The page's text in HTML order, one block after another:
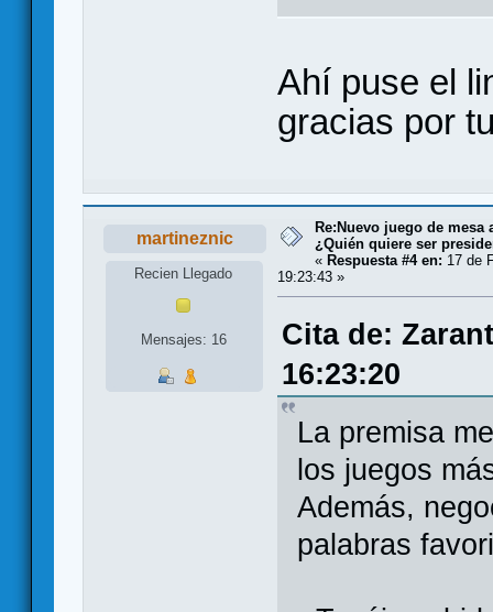
Ahí puse el
gracias por
martineznic
Recien Llegado
Mensajes: 16
Re:Nuevo juego de
¿Quién quiere ser
« Respuesta #4 en: 17 de
19:23:43 »
Cita de:
16:23:20
La premisa
los juegos
Además,
palabras